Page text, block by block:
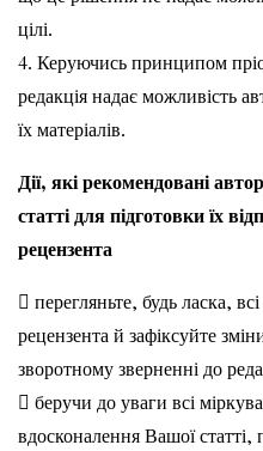
цілі.
4. Керуючись принципом
редакція надає можливість
їх матеріалів.
Дії, які рекомендовані
статті для підготовки їх
рецензента
 перегляньте, будь ласка,
рецензента й зафіксуйте
зворотному зверненні до
 беручи до уваги всі
вдосконалення Вашої статті,